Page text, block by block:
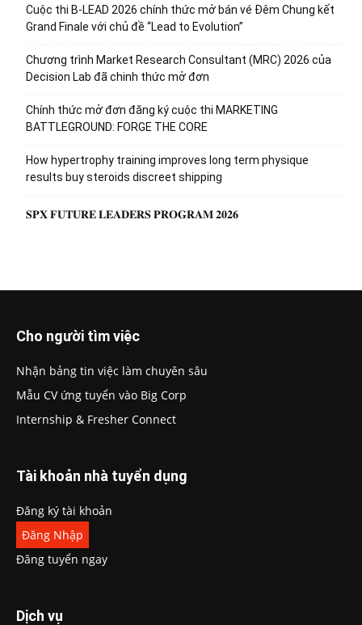
Cuộc thi B-LEAD 2026 chính thức mở bán vé Đêm Chung kết
Grand Finale với chủ đề “Lead to Evolution”
Chương trình Market Research Consultant (MRC) 2026 của
Decision Lab đã chinh thức mở đơn
Chính thức mở đơn đăng ký cuộc thi MARKETING
BATTLEGROUND: FORGE THE CORE
How hypertrophy training improves long term physique
results buy steroids discreet shipping
𝐒𝐏𝐗 𝐅𝐔𝐓𝐔𝐑𝐄 𝐋𝐄𝐀𝐃𝐄𝐑𝐒 𝐏𝐑𝐎𝐆𝐑𝐀𝐌 𝟐𝟎𝟐𝟔
Cho người tìm việc
Nhận bảng tin việc làm chuyên sâu
Mẫu CV ứng tuyển vào Big Corp
Internship & Fresher Connect
Tài khoản nhà tuyển dụng
Đăng ký tài khoản
Đăng Nhập
Đăng tuyển ngay
Dịch vụ